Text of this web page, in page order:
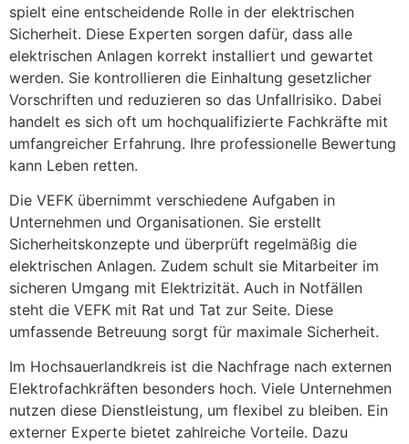
spielt eine entscheidende Rolle in der elektrischen
Sicherheit. Diese Experten sorgen dafür, dass alle
elektrischen Anlagen korrekt installiert und gewartet
werden. Sie kontrollieren die Einhaltung gesetzlicher
Vorschriften und reduzieren so das Unfallrisiko. Dabei
handelt es sich oft um hochqualifizierte Fachkräfte mit
umfangreicher Erfahrung. Ihre professionelle Bewertung
kann Leben retten.
Die VEFK übernimmt verschiedene Aufgaben in
Unternehmen und Organisationen. Sie erstellt
Sicherheitskonzepte und überprüft regelmäßig die
elektrischen Anlagen. Zudem schult sie Mitarbeiter im
sicheren Umgang mit Elektrizität. Auch in Notfällen
steht die VEFK mit Rat und Tat zur Seite. Diese
umfassende Betreuung sorgt für maximale Sicherheit.
Im Hochsauerlandkreis ist die Nachfrage nach externen
Elektrofachkräften besonders hoch. Viele Unternehmen
nutzen diese Dienstleistung, um flexibel zu bleiben. Ein
externer Experte bietet zahlreiche Vorteile. Dazu